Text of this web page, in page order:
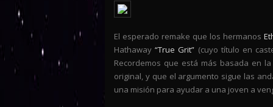
El esperado remake que los hermanos
Hathaway“True Grit” (cuyo título en
Recordemos que está más basada en
original, y que el argumento sigue las
una misión para ayudar a una joven a